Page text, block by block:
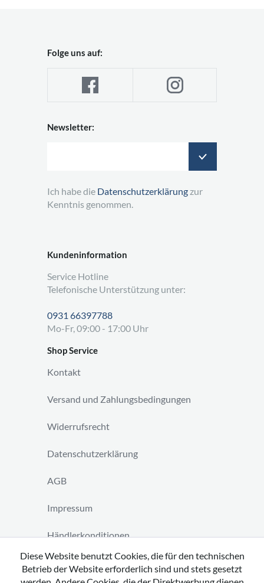
Kundeninformation
Service Hotline
Telefonische Unterstützung unter:
0931 66397788
Mo-Fr, 09:00 - 17:00 Uhr
Shop Service
Kontakt
Versand und Zahlungsbedingungen
Widerrufsrecht
Datenschutzerklärung
AGB
Impressum
Händlerkonditionen
Vertrag widerrufen
Folge uns auf:
Newsletter:
Ich habe die Datenschutzerklärung zur
Kenntnis genommen.
Diese Website benutzt Cookies, die für den technischen
Betrieb der Website erforderlich sind und stets gesetzt